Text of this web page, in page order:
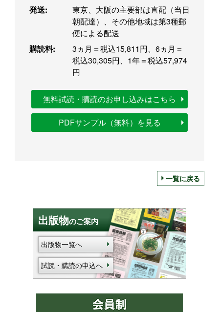
発送:
東京、大阪の主要部は直配（当日
朝配達）、その他地域は第3種郵
便による配送
購読料:
3ヵ月＝税込15,811円、6ヵ月＝
税込30,305円、1年＝税込57,974
円
無料試読・購読のお申し込みはこちら
PDFサンプル（無料）を見る
一覧に戻る
出版物のご案内
出版物一覧へ
試読・購読の申込へ